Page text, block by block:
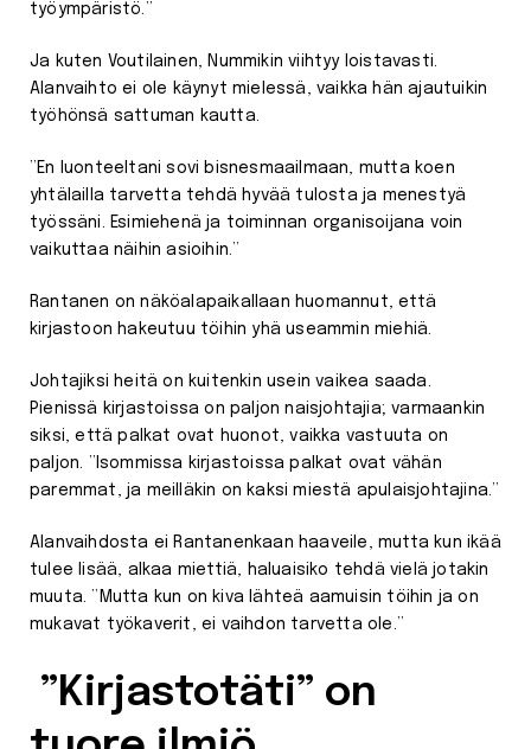
työympäristö.”
Ja kuten Voutilainen, Nummikin viihtyy loistavasti.
Alanvaihto ei ole käynyt mielessä, vaikka hän ajautuikin
työhönsä sattuman kautta.
”En luonteeltani sovi bisnesmaailmaan, mutta koen
yhtälailla tarvetta tehdä hyvää tulosta ja menestyä
työssäni. Esimiehenä ja toiminnan organisoijana voin
vaikuttaa näihin asioihin.”
Rantanen on näköalapaikallaan huomannut, että
kirjastoon hakeutuu töihin yhä useammin miehiä.
Johtajiksi heitä on kuitenkin usein vaikea saada.
Pienissä kirjastoissa on paljon naisjohtajia; varmaankin
siksi, että palkat ovat huonot, vaikka vastuuta on
paljon. ”Isommissa kirjastoissa palkat ovat vähän
paremmat, ja meilläkin on kaksi miestä apulaisjohtajina.”
Alanvaihdosta ei Rantanenkaan haaveile, mutta kun ikää
tulee lisää, alkaa miettiä, haluaisiko tehdä vielä jotakin
muuta. ”Mutta kun on kiva lähteä aamuisin töihin ja on
mukavat työkaverit, ei vaihdon tarvetta ole.”
”Kirjastotäti” on